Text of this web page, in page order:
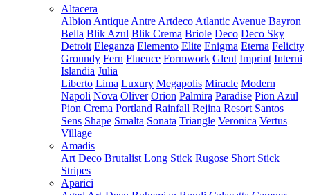
Altacera
Albion Antique Antre Artdeco Atlantic Avenue Bayron
Bella Blik Azul Blik Crema Briole Deco Deco Sky
Detroit Eleganza Elemento Elite Enigma Eterna Felicity
Groundy Fern Fluence Formwork Glent Imprint Interni
Islandia Julia
Liberto Lima Luxury Megapolis Miracle Modern
Napoli Nova Oliver Orion Palmira Paradise Pion Azul
Pion Crema Portland Rainfall Rejina Resort Santos
Sens Shape Smalta Sonata Triangle Veronica Vertus
Village
Amadis
Art Deco Brutalist Long Stick Rugose Short Stick
Stripes
Aparici